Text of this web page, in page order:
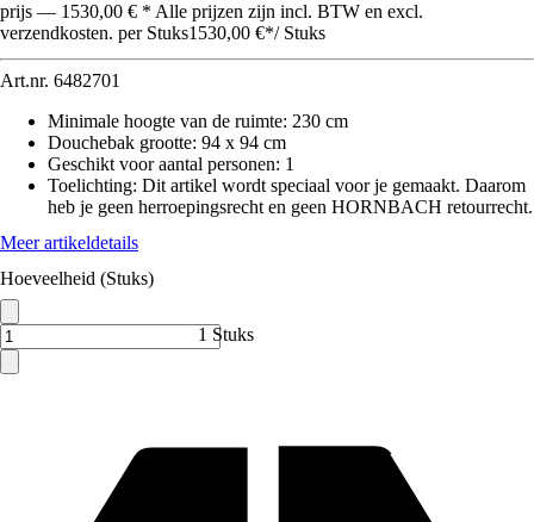
prijs — 1530,00 € * Alle prijzen zijn incl. BTW en excl.
verzendkosten. per Stuks1530,00 €*/ Stuks
Art.nr. 6482701
Minimale hoogte van de ruimte: 230 cm
Douchebak grootte: 94 x 94 cm
Geschikt voor aantal personen: 1
Toelichting: Dit artikel wordt speciaal voor je gemaakt. Daarom
heb je geen herroepingsrecht en geen HORNBACH retourrecht.
Meer artikeldetails
Hoeveelheid (Stuks)
1 Stuks